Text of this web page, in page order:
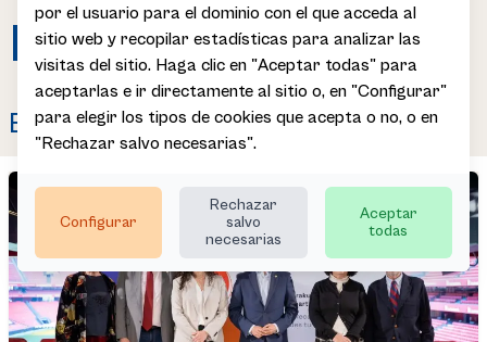
Imágenes
BE etikoa 2026
por el usuario para el dominio con el que acceda al
sitio web y recopilar estadísticas para analizar las
visitas del sitio. Haga clic en "Aceptar todas" para
aceptarlas e ir directamente al sitio o, en "Configurar"
para elegir los tipos de cookies que acepta o no, o en
"Rechazar salvo necesarias".
Configurar
Rechazar
salvo
necesarias
Aceptar
todas